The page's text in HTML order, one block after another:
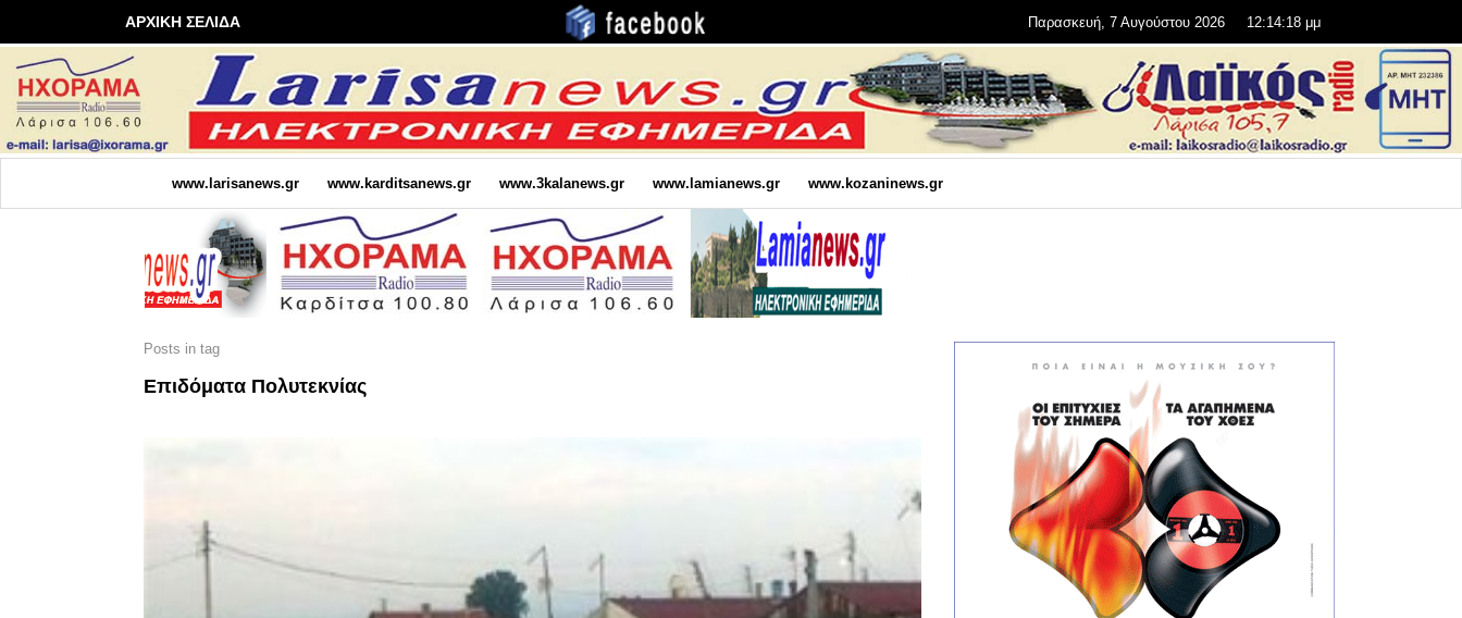
ΑΡΧΙΚΗ ΣΕΛΙΔΑ Παρασκευή, 7 Αυγούστου 2026 12:14:18 μμ
www.larisanews.gr www.karditsanews.gr www.3kalanews.gr www.lamianews.gr www.kozaninews.gr
Posts in tag
Επιδόματα Πολυτεκνίας